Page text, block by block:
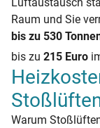
Raum und Sie
bis zu 530
bis zu 215 Euro
Warum